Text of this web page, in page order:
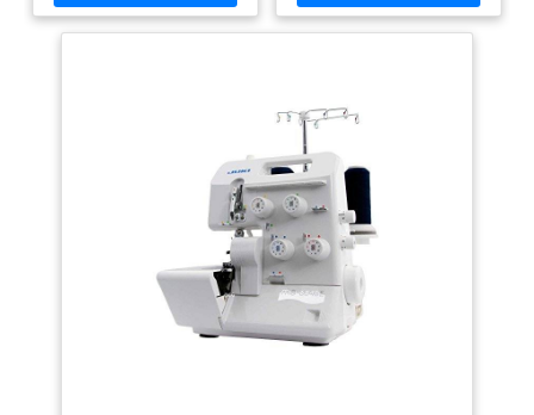
roulotté automatique 2/3 fils
Réglage de tensions à
automatique, Sécurité de non
fonctionnement en cas de
FRANÇAISE Produit destiné à
la France, en conséquence la
garantie ne couvrira que les
produits vendus en France